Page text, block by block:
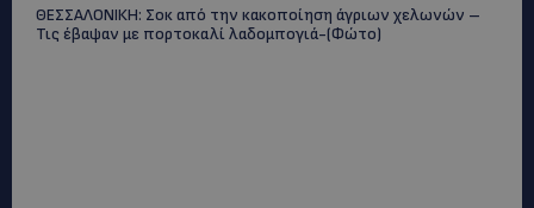
ΘΕΣΣΑΛΟΝΙΚΗ: Σοκ από την κακοποίηση άγριων χελωνών –
Τις έβαψαν με πορτοκαλί λαδομπογιά-(Φώτο)